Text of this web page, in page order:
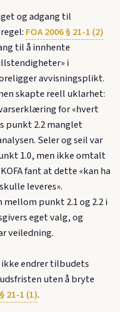
og adgang til
FOA 2006 § 21-1 (2)
til å innhente
i
avvisningsplikt.
skapte reell uklarhet:
for «hvert
punkt 2.2 manglet
Seler og seil var
1.0, men ikke omtalt
fant at dette «kan ha
leveres».
punkt 2.1 og 2.2 i
eget valg, og
veiledning.
endrer tilbudets
uten å bryte
21-1 (1).